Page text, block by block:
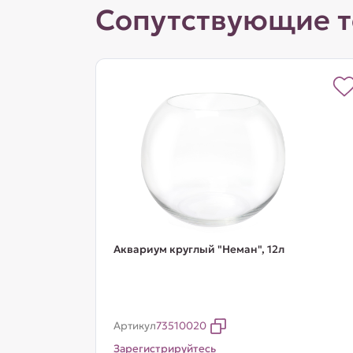
Сопутствующие
Аквариум круглый "Неман", 12л
Артикул73510020
Зарегистрируйтесь